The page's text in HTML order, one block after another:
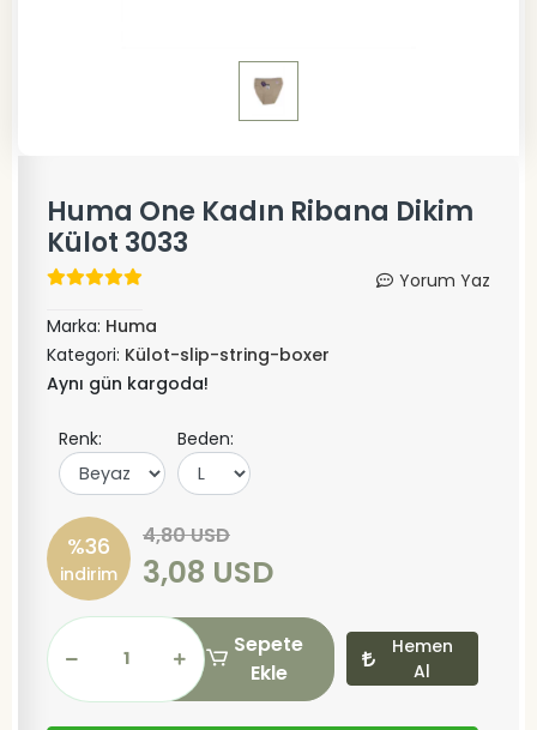
Huma One Kadın Ribana Dikim
Külot 3033
Yorum Yaz
Marka: Huma
Kategori: Külot-slip-string-boxer
Aynı gün kargoda!
Renk: Beden:
%36
indirim
4,80 USD
3,08 USD
Sepete
Ekle
Hemen
Al